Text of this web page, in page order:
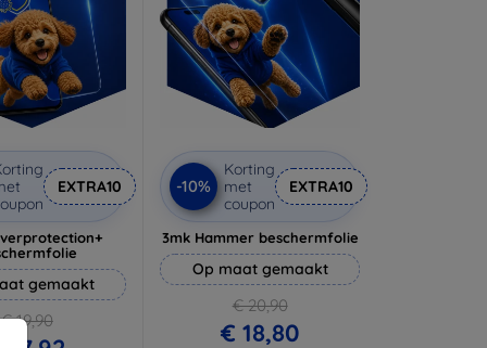
EXTRA10
gemaakt
€ 19,90
-10%
Korting
met
coupon
EXTRA10
3mk Hammer beschermfolie
Op maat gemaakt
€ 20,90
€ 18,80